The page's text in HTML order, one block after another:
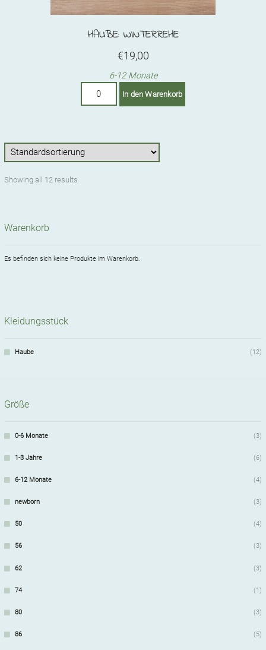
HAUBE: WINTERREHE
€19,00
6-12 Monate
Winterrehe
In den Warenkorb
Showing all 12 results
Warenkorb
Es befinden sich keine Produkte im Warenkorb.
Kleidungsstück
Haube (12)
Größe
0-6 Monate (3)
1-3 Jahre (6)
6-12 Monate (4)
newborn (3)
50 (4)
56 (3)
62 (3)
74 (1)
80 (3)
86 (5)